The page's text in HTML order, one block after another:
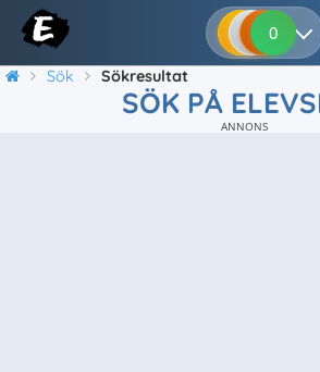
0 0 0
Sök Sökresultat
SÖK PÅ
ANNONS